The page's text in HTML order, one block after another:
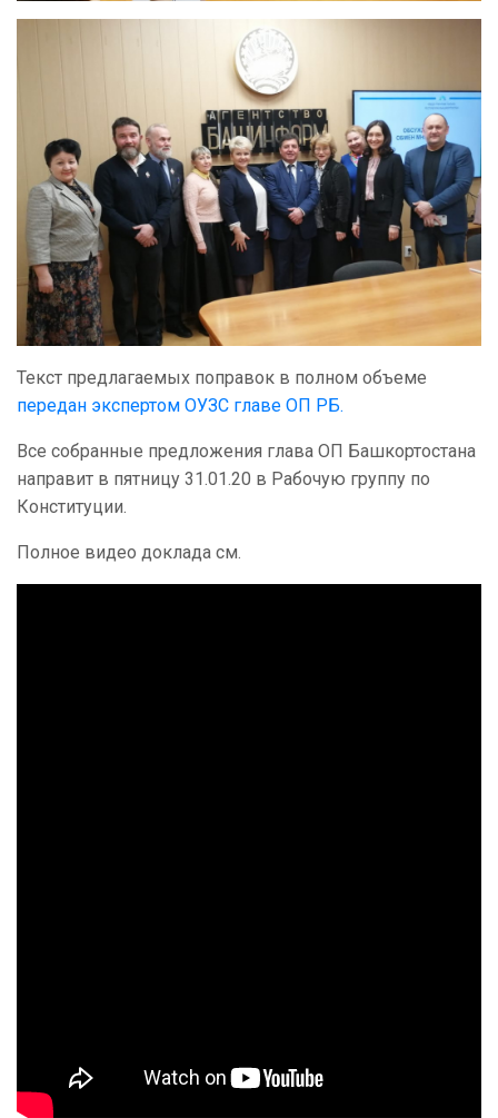
Текст предлагаемых поправок в полном объеме
передан экспертом ОУЗС главе ОП РБ.
Все собранные предложения глава ОП Башкортостана
направит в пятницу 31.01.20 в Рабочую группу по
Конституции.
Полное видео доклада см.